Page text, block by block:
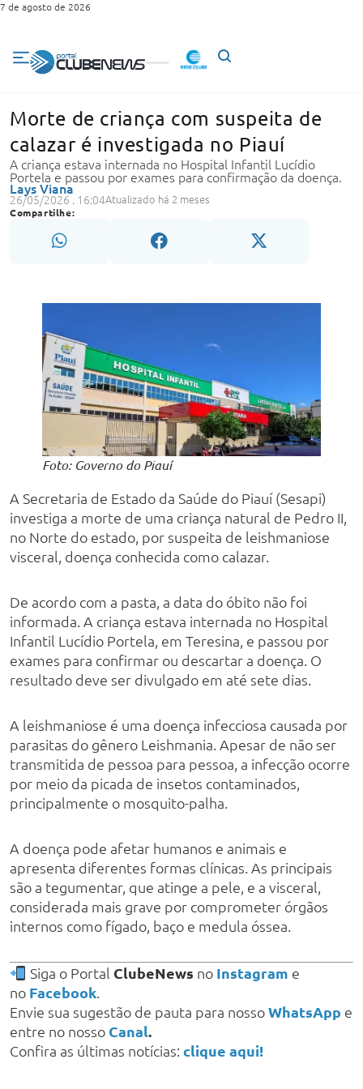
7 de agosto de 2026
Morte de criança com suspeita de
calazar é investigada no Piauí
A criança estava internada no Hospital Infantil Lucídio
Portela e passou por exames para confirmação da doença.
Lays Viana
26/05/2026 . 16:04Atualizado há 2 meses
Compartilhe:
Foto: Governo do Piauí
A Secretaria de Estado da Saúde do Piauí (Sesapi)
investiga a morte de uma criança natural de Pedro II,
no Norte do estado, por suspeita de leishmaniose
visceral, doença conhecida como calazar.
De acordo com a pasta, a data do óbito não foi
informada. A criança estava internada no Hospital
Infantil Lucídio Portela, em Teresina, e passou por
exames para confirmar ou descartar a doença. O
resultado deve ser divulgado em até sete dias.
A leishmaniose é uma doença infecciosa causada por
parasitas do gênero Leishmania. Apesar de não ser
transmitida de pessoa para pessoa, a infecção ocorre
por meio da picada de insetos contaminados,
principalmente o mosquito-palha.
A doença pode afetar humanos e animais e
apresenta diferentes formas clínicas. As principais
são a tegumentar, que atinge a pele, e a visceral,
considerada mais grave por comprometer órgãos
internos como fígado, baço e medula óssea.
Siga o Portal ClubeNews no Instagram e
no Facebook.
Envie sua sugestão de pauta para nossoWhatsApp e
entre no nosso Canal.
Confira as últimas notícias: clique aqui!